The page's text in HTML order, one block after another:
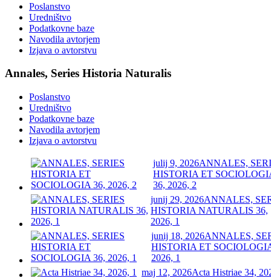
Poslanstvo
Uredništvo
Podatkovne baze
Navodila avtorjem
Izjava o avtorstvu
Annales, Series Historia Naturalis
Poslanstvo
Uredništvo
Podatkovne baze
Navodila avtorjem
Izjava o avtorstvu
julij 9, 2026ANNALES,
HISTORIA ET
36, 2026, 2
junij 29, 2026ANNALES,
HISTORIA NATURALIS 36,
2026, 1
junij 18, 2026ANNALES,
HISTORIA ET
2026, 1
maj 12, 2026Acta Histriae 34,